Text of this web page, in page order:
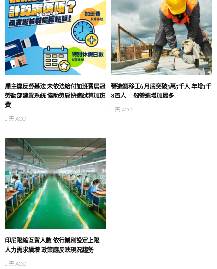
雇主違反勞基法 未依法給付加班費居冠
勞動部建置系統 協助勞雇快速試算加班
費
1 天 AGO
營造類移工6月底突破3萬5千人 年增1千
8百人 一般營造增加最多
1 天 AGO
印尼限縮互貿人數 依行業別設定上限
人力需求續增 政策應反映現況趨勢
1 天 AGO